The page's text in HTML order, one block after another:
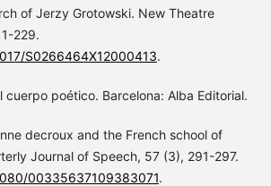
of Jerzy Grotowski. New Theatre
229.
S0266464X12000413.
cuerpo poético. Barcelona: Alba Editorial.
decroux and the French school of
Journal of Speech, 57 (3), 291-297.
00335637109383071.